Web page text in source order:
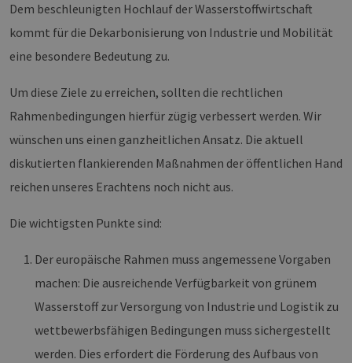
Dem beschleunigten Hochlauf der Wasserstoffwirtschaft
kommt für die Dekarbonisierung von Industrie und Mobilität
eine besondere Bedeutung zu.
Um diese Ziele zu erreichen, sollten die rechtlichen
Rahmenbedingungen hierfür zügig verbessert werden. Wir
wünschen uns einen ganzheitlichen Ansatz. Die aktuell
diskutierten flankierenden Maßnahmen der öffentlichen Hand
reichen unseres Erachtens noch nicht aus.
Die wichtigsten Punkte sind:
Der europäische Rahmen muss angemessene Vorgaben
machen: Die ausreichende Verfügbarkeit von grünem
Wasserstoff zur Versorgung von Industrie und Logistik zu
wettbewerbsfähigen Bedingungen muss sichergestellt
werden. Dies erfordert die Förderung des Aufbaus von